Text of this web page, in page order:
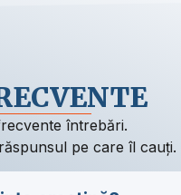
întrebări.
pe care îl cauți.